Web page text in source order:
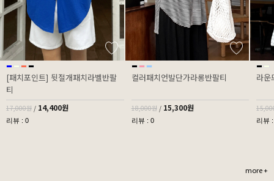
[패치포인트] 뒷절개패치라벨반팔
티
17,000원 / 14,400원
리뷰 : 0
컬러패치언발단가라롱반팔티
18,000원 / 15,300원
리뷰 : 0
라운
리뷰
more +